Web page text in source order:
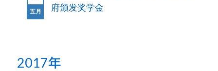
五月
府颁发奖学金
2017年